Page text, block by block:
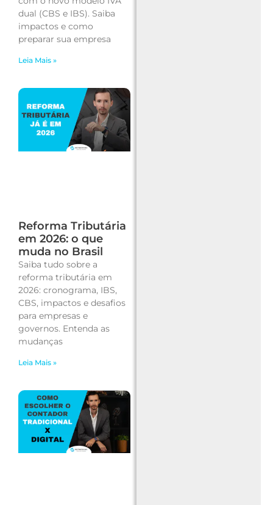
dual (CBS e IBS). Saiba
impactos e como
preparar sua empresa
Leia Mais »
Reforma Tributária
em 2026: o que
muda no Brasil
Saiba tudo sobre a
reforma tributária em
2026: cronograma, IBS,
CBS, impactos e desafios
para empresas e
governos. Entenda as
mudanças
Leia Mais »